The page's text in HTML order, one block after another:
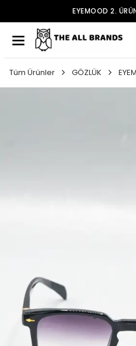
EYEMOOD 2.
Tüm Ürünler GÖZLÜK